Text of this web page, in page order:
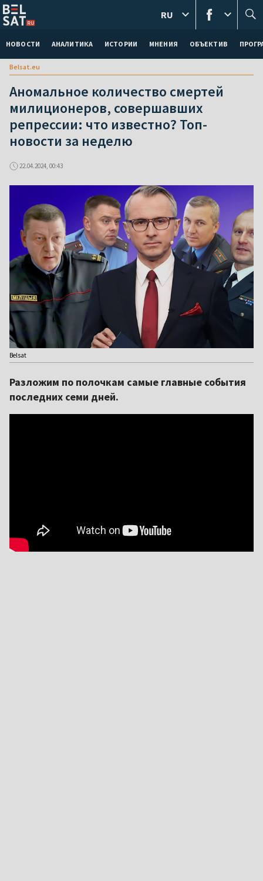
НОВОСТИ АНАЛИТИКА ИСТОРИИ МНЕНИЯ ОБЪЕКТИВ
RU
Belsat.eu
Аномальное количество смертей
милиционеров, совершавших
репрессии: что известно? Топ-
новости за неделю
22.04.2024, 00:43
Belsat
Разложим по полочкам самые главные события
последних семи дней.